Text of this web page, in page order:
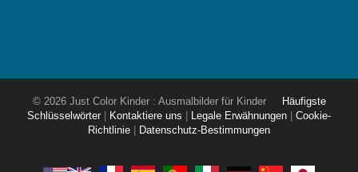
© 2026 Just Color Kinder : Ausmalbilder für Kinder
Häufigste
Schlüsselwörter
Kontaktiere uns Legale Erwähnungen
Cookie-
Richtlinie
Datenschutz-Bestimmungen